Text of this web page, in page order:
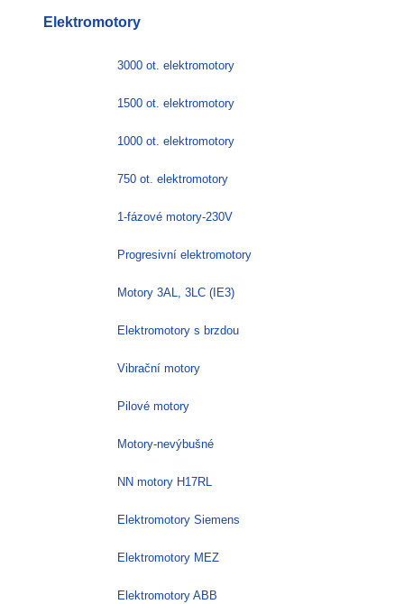
Elektromotory
3000 ot. elektromotory
1500 ot. elektromotory
1000 ot. elektromotory
750 ot. elektromotory
1-fázové motory-230V
Progresivní elektromotory
Motory 3AL, 3LC (IE3)
Elektromotory s brzdou
Vibrační motory
Pilové motory
Motory-nevýbušné
NN motory H17RL
Elektromotory Siemens
Elektromotory MEZ
Elektromotory ABB